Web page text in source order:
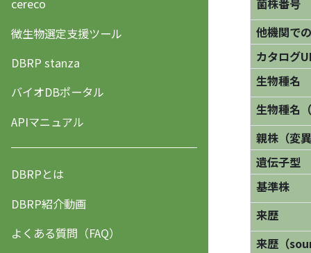
cereco
微生物選定支援ツール
DBRP stanza
バイオDBポータル
APIマニュアル
DBRPとは
DBRP紹介動画
よくある質問（FAQ）
菌株番号
他機関で
カタログ
生物種名
生物種名
親株（変
遺伝子型
基準株
来歴
来歴（